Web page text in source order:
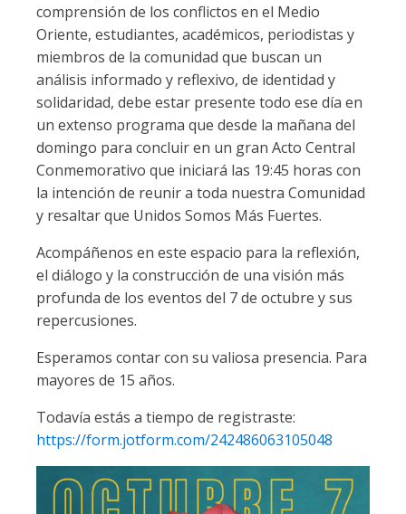
comprensión de los conflictos en el Medio
Oriente, estudiantes, académicos, periodistas y
miembros de la comunidad que buscan un
análisis informado y reflexivo, de identidad y
solidaridad, debe estar presente todo ese día en
un extenso programa que desde la mañana del
domingo para concluir en un gran Acto Central
Conmemorativo que iniciará las 19:45 horas con
la intención de reunir a toda nuestra Comunidad
y resaltar que Unidos Somos Más Fuertes.
Acompáñenos en este espacio para la reflexión,
el diálogo y la construcción de una visión más
profunda de los eventos del 7 de octubre y sus
repercusiones.
Esperamos contar con su valiosa presencia. Para
mayores de 15 años.
Todavía estás a tiempo de registraste:
https://form.jotform.com/242486063105048